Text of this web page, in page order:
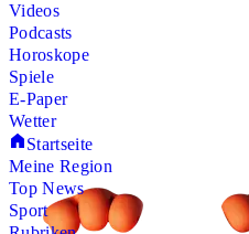
Videos
Podcasts
Horoskope
Spiele
E-Paper
Wetter
Startseite
Meine Region
Top News
Sport